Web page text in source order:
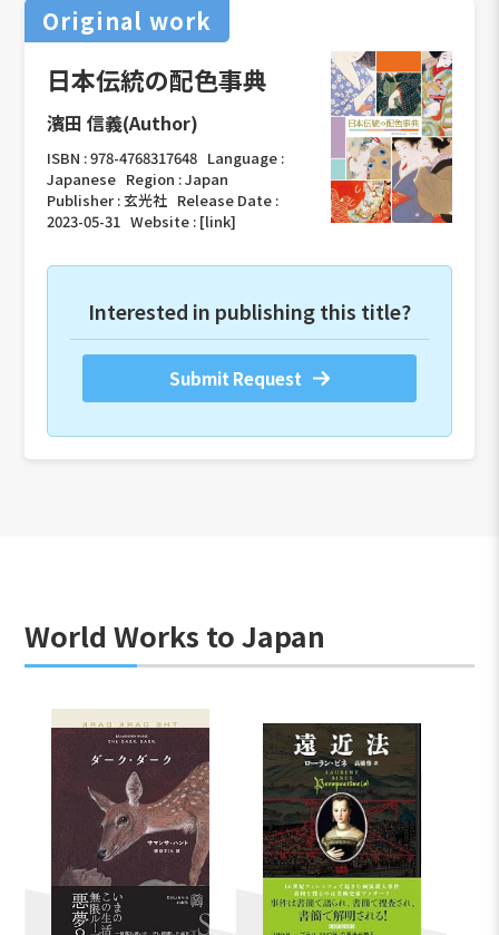
Original work
日本伝統の配色事典
濱田 信義(Author)
ISBN :978-4768317648 Language :
Japanese Region :Japan
Publisher :玄光社 Release Date :
2023-05-31Website : [link]
Interested in publishing this title?
Submit Request
World Works to Japan